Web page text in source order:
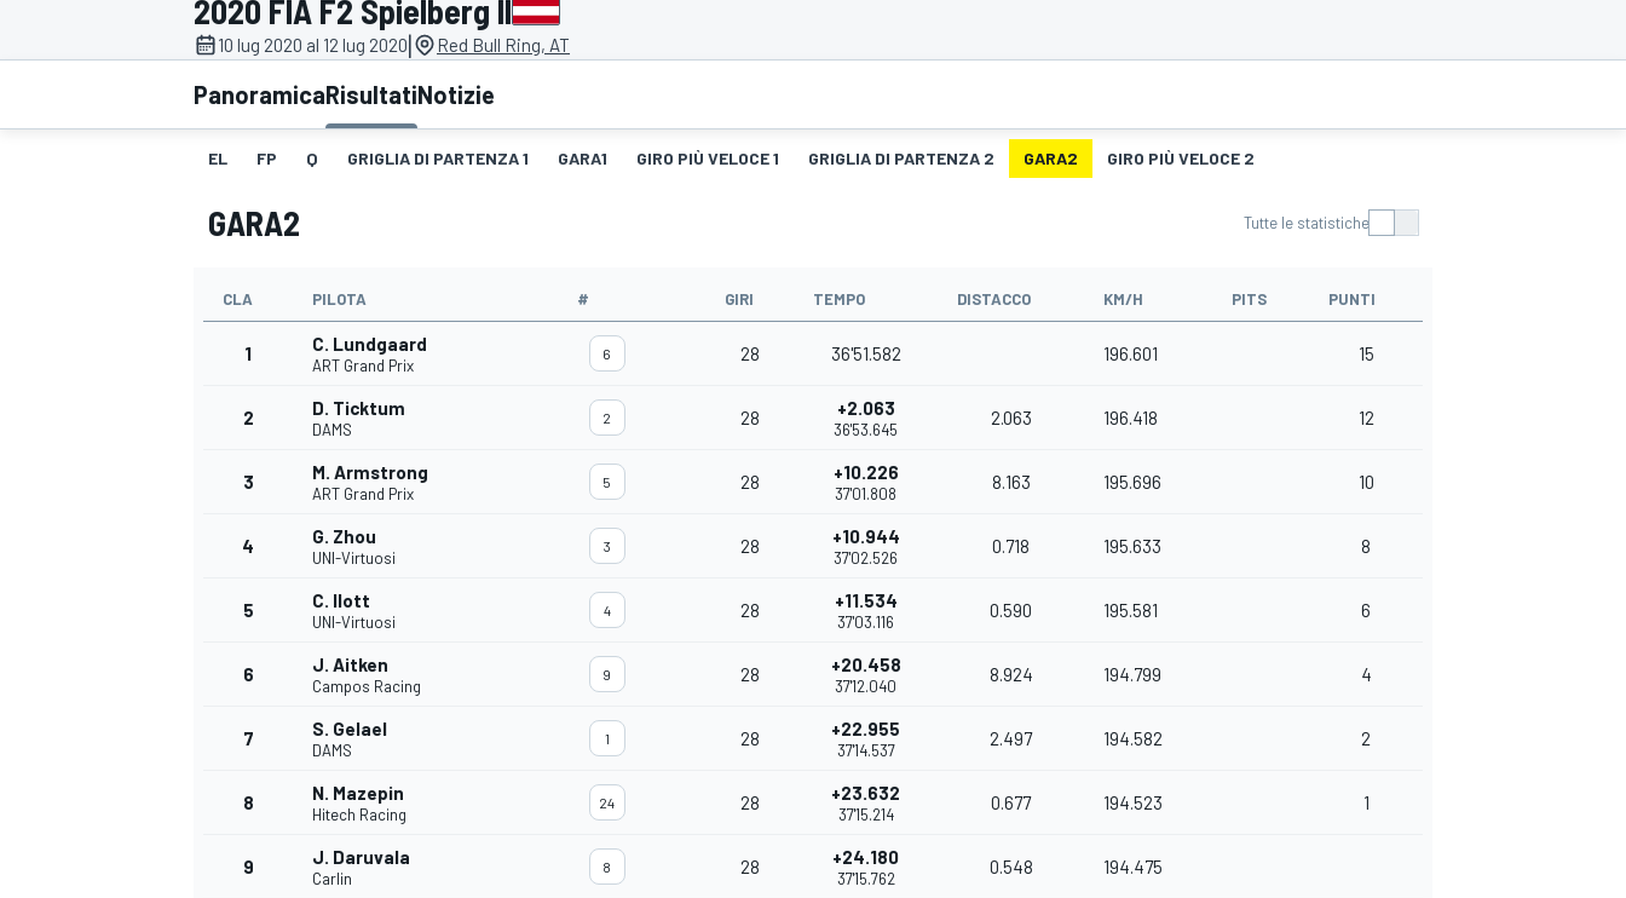
MOTOGP WEC
WRC
2020 FIA F2 Spielberg II
10 lug 2020 al 12 lug 2020| Red Bull Ring, AT
PanoramicaRisultatiNotizie
EL FP Q GRIGLIA DI PARTENZA 1 GARA1 GIRO PIÙ VELOCE 1 GRIGLIA DI PARTENZA 2 GARA2 GIRO PIÙ VELOCE 2
GARA2 Tutte le statistiche
CLA PILOTA # GIRI TEMPO DISTACCO KM/H PITS PUNTI
1 C. Lundgaard
ART Grand Prix
6 28 36'51.582 196.601 15
2 D. Ticktum
DAMS
2 28 +2.063
36'53.645
2.063 196.418 12
3 M. Armstrong
ART Grand Prix
5 28 +10.226
37'01.808
8.163 195.696 10
4 G. Zhou
UNI-Virtuosi
3 28 +10.944
37'02.526
0.718 195.633 8
5 C. Ilott
UNI-Virtuosi
4 28 +11.534
37'03.116
0.590 195.581 6
6 J. Aitken
Campos Racing
9 28 +20.458
37'12.040
8.924 194.799 4
7 S. Gelael
DAMS
1 28 +22.955
37'14.537
2.497 194.582 2
8 N. Mazepin
Hitech Racing
24 28 +23.632
37'15.214
0.677 194.523 1
9 J. Daruvala
Carlin
8 28 +24.180
37'15.762
0.548 194.475